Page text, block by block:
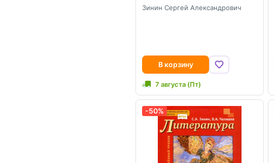
Зинин Сергей Александрович
В корзину
7 августа (Пт)
-50%